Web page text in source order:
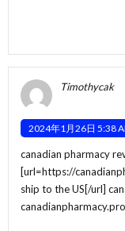
Timothycak
2024年1月26日 5:38
canadian pharmacy
[url=https://
ship to the US[/url]
canadianpharmacy.pro